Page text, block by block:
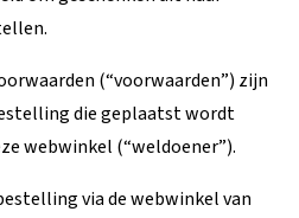
(“voorwaarden”) zijn
die geplaatst wordt
webwinkel (“weldoener”).
via de webwinkel van